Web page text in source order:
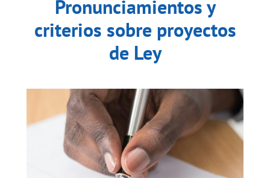
Pronunciamientos y
criterios sobre proyectos
de Ley